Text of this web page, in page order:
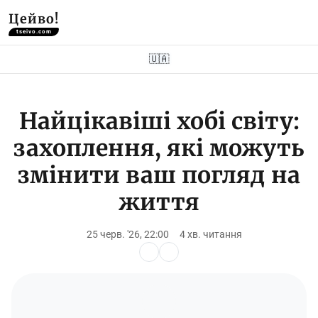
Цейво!
tseivo.com
🇺🇦
Найцікавіші хобі світу:
захоплення, які можуть
змінити ваш погляд на
життя
25 черв. '26, 22:00 4 хв. читання